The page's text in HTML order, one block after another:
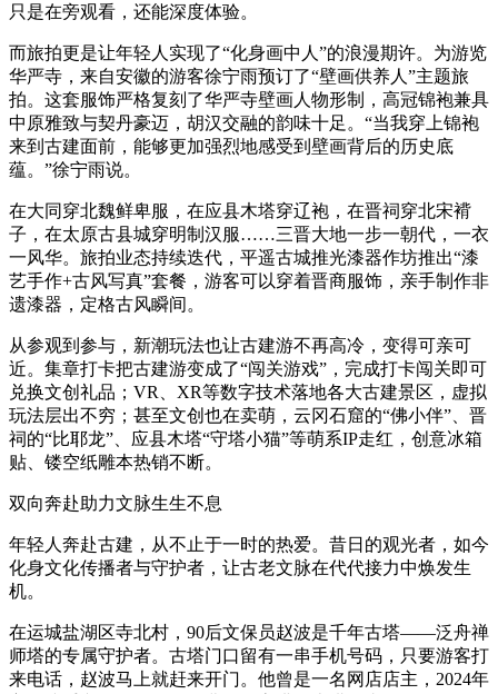
只是在旁观看，还能深度体验。
而旅拍更是让年轻人实现了“化身画中人”的浪漫期许。为游览
华严寺，来自安徽的游客徐宁雨预订了“壁画供养人”主题旅
拍。这套服饰严格复刻了华严寺壁画人物形制，高冠锦袍兼具
中原雅致与契丹豪迈，胡汉交融的韵味十足。“当我穿上锦袍
来到古建面前，能够更加强烈地感受到壁画背后的历史底
蕴。”徐宁雨说。
在大同穿北魏鲜卑服，在应县木塔穿辽袍，在晋祠穿北宋褙
子，在太原古县城穿明制汉服……三晋大地一步一朝代，一衣
一风华。旅拍业态持续迭代，平遥古城推光漆器作坊推出“漆
艺手作+古风写真”套餐，游客可以穿着晋商服饰，亲手制作非
遗漆器，定格古风瞬间。
从参观到参与，新潮玩法也让古建游不再高冷，变得可亲可
近。集章打卡把古建游变成了“闯关游戏”，完成打卡闯关即可
兑换文创礼品；VR、XR等数字技术落地各大古建景区，虚拟
玩法层出不穷；甚至文创也在卖萌，云冈石窟的“佛小伴”、晋
祠的“比耶龙”、应县木塔“守塔小猫”等萌系IP走红，创意冰箱
贴、镂空纸雕本热销不断。
双向奔赴助力文脉生生不息
年轻人奔赴古建，从不止于一时的热爱。昔日的观光者，如今
化身文化传播者与守护者，让古老文脉在代代接力中焕发生
机。
在运城盐湖区寺北村，90后文保员赵波是千年古塔——泛舟禅
师塔的专属守护者。古塔门口留有一串手机号码，只要游客打
来电话，赵波马上就赶来开门。他曾是一名网店店主，2024年